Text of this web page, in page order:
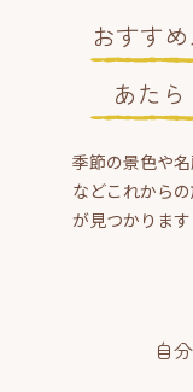
おすす
あた
季節の景色や
などこれから
が見つかりま
自